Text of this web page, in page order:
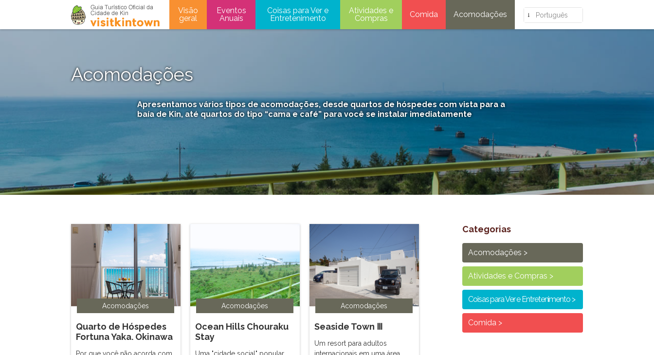
Visão
geral
Eventos
Anuais
Coisas para Ver e
Entretenimento
Atividades e
Compras
Comida Acomodações Português
Acomodações
Apresentamos vários tipos de acomodações, desde quartos de hóspedes com vista para a
baía de Kin, até quartos do tipo “cama e café” para você se instalar imediatamente
Acomodações
Quarto de Hóspedes
Fortuna Yaka. Okinawa
Acomodações
Ocean Hills Chouraku
Stay
Acomodações
Seaside Town Ⅲ
Um resort para adultos
Categorias
Acomodações
Atividades e Compras
Coisas para Ver e Entretenimento
Comida